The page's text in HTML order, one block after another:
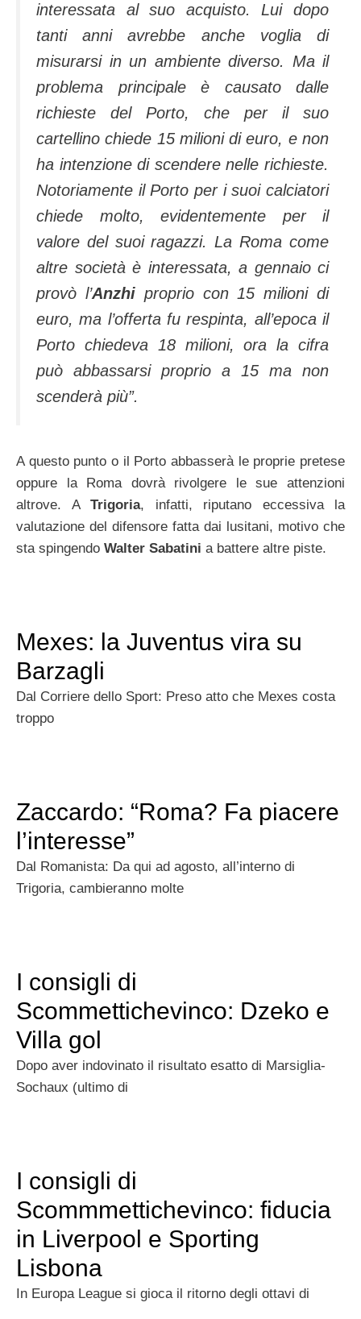
interessata al suo acquisto. Lui dopo
tanti anni avrebbe anche voglia di
misurarsi in un ambiente diverso. Ma il
problema principale è causato dalle
richieste del Porto, che per il suo
cartellino chiede 15 milioni di euro, e non
ha intenzione di scendere nelle richieste.
Notoriamente il Porto per i suoi calciatori
chiede molto, evidentemente per il
valore del suoi ragazzi. La Roma come
altre società è interessata, a gennaio ci
provò l’Anzhiproprio con 15 milioni di
euro, ma l’offerta fu respinta, all’epoca il
Porto chiedeva 18 milioni, ora la cifra
può abbassarsi proprio a 15 ma non
scenderà più”.
A questo punto o il Porto abbasserà le proprie pretese
oppure la Roma dovrà rivolgere le sue attenzioni
altrove. A Trigoria, infatti, riputano eccessiva la
valutazione del difensore fatta dai lusitani, motivo che
sta spingendo Walter Sabatini a battere altre piste.
Mexes: la Juventus vira su
Barzagli
Dal Corriere dello Sport: Preso atto che Mexes costa
troppo
Zaccardo: “Roma? Fa piacere
l’interesse”
Dal Romanista: Da qui ad agosto, all’interno di
Trigoria, cambieranno molte
I consigli di
Scommettichevinco: Dzeko e
Villa gol
Dopo aver indovinato il risultato esatto di Marsiglia-
Sochaux (ultimo di
I consigli di
Scommmettichevinco: fiducia
in Liverpool e Sporting
Lisbona
In Europa League si gioca il ritorno degli ottavi di